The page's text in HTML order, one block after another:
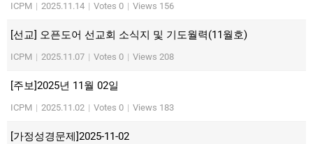
ICPM | 2025.11.14 | Votes 0 | Views 156
[선교] 오픈도어 선교회 소식지 및 기도월력(11월호)
ICPM | 2025.11.07 | Votes 0 | Views 208
[주보]2025년 11월 02일
ICPM | 2025.11.02 | Votes 0 | Views 183
[가정성경문제]2025-11-02